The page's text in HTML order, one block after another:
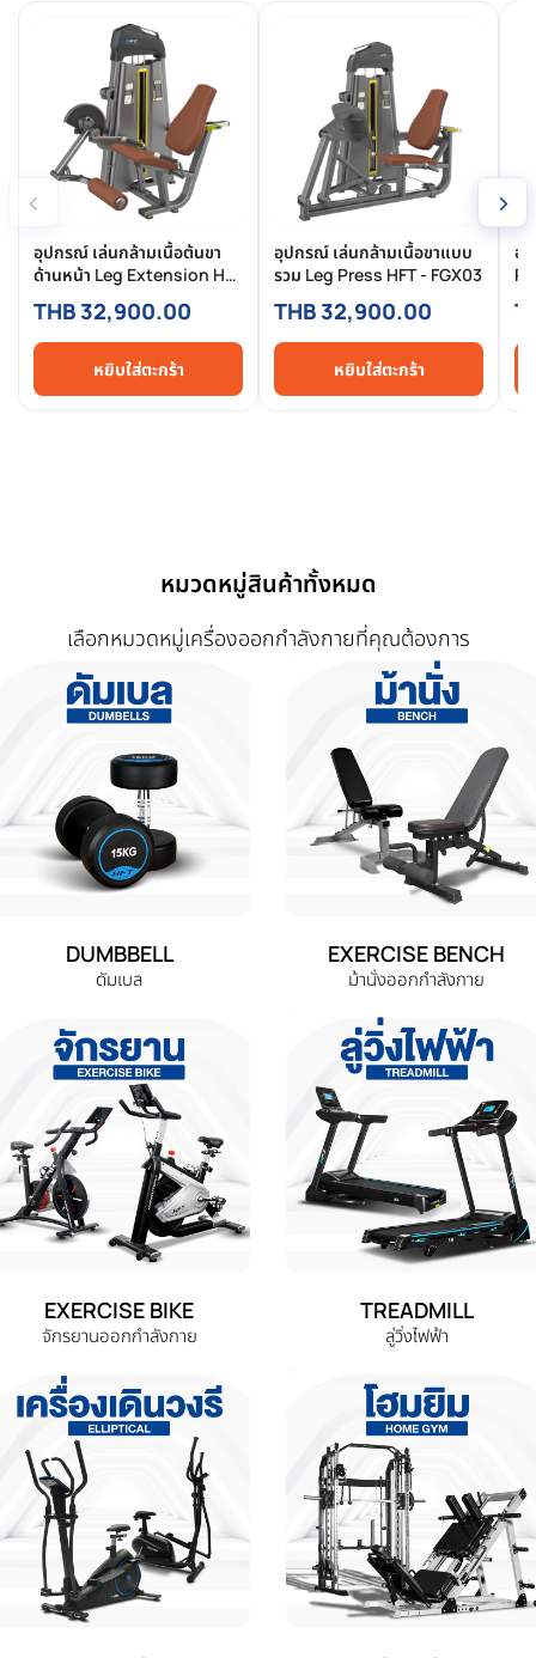
‹
อุปกรณ์ เล่นกล้ามเนื้อต้นขา
ด้านหน้า Leg Extension HFT
THB 32,900.00
หยิบใส่ตะกร้า
อุปกรณ์ เล่นกล้ามเนื้อขาแบบ
รวม Leg Press HFT - FGX03
THB 32,900.00
หยิบใส่ตะกร้า
อุ
›
หมวดหมู่สินค้าทั้งหมด
เลือกหมวดหมู่เครื่องออกกำลังกายที่คุณต้องการ
DUMBBELL
ดัมเบล
EXERCISE BENCH
ม้านั่งออกกำลังกาย
EXERCISE BIKE
จักรยานออกกำลังกาย
TREADMILL
ลู่วิ่งไฟฟ้า